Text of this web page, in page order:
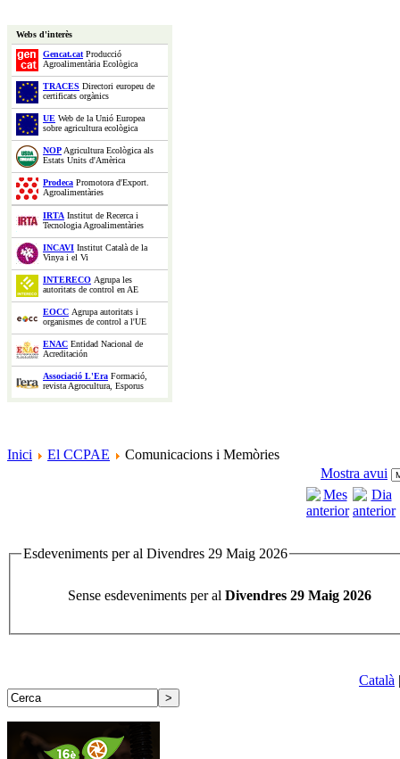
Webs d'interès
Gencat.catProducció
Agroalimentària Ecològica
TRACES Directori europeu de
certificats orgànics
UE Web de la Unió Europea
sobre agricultura ecològica
NOPAgricultura Ecològica als
Estats Units d'Amèrica
Prodeca Promotora d'Export.
Agroalimentàries
IRTA Institut de Recerca i
Tecnologia Agroalimentàries
INCAVI Institut Català de la
Vinya i el Vi
INTERECO Agrupa les
autoritats de control en AE
EOCC Agrupa autoritats i
organismes de control a l'UE
ENAC Entidad Nacional de
Acreditación
Associació L'Era Formació,
revista Agrocultura, Esporus
Inici El CCPAE
Comunicacions i Memòries
Mostra avui
Esdeveniments per al Divendres 29 Maig 2026
Sense esdeveniments per al Divendres 29 Maig 2026
Català